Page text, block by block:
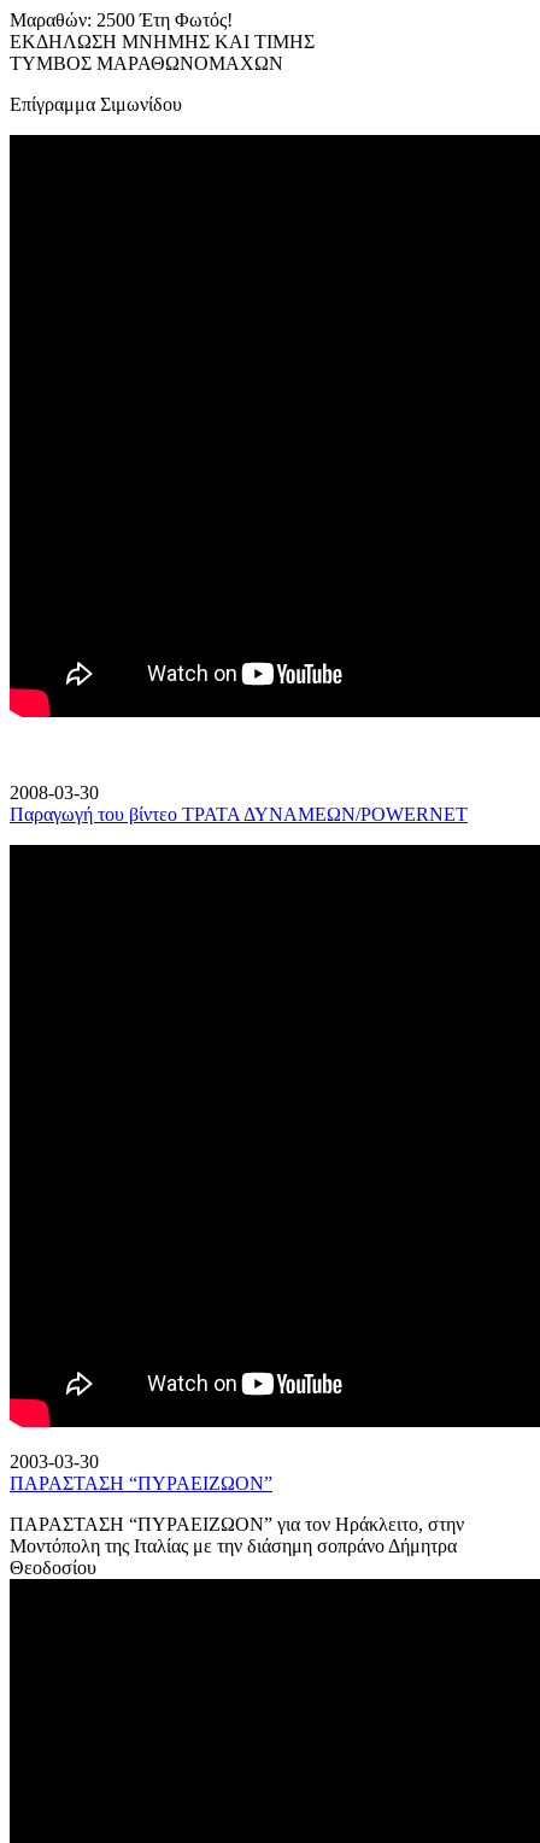
Μαραθών: 2500 Έτη Φωτός!
ΕΚΔΗΛΩΣΗ ΜΝΗΜΗΣ ΚΑΙ ΤΙΜΗΣ
ΤΥΜΒΟΣ ΜΑΡΑΘΩΝΟΜΑΧΩΝ
Επίγραμμα Σιμωνίδου
2008-03-30
Παραγωγή του βίντεο ΤΡΑΤΑ ΔΥΝΑΜΕΩΝ/POWERNET
2003-03-30
ΠΑΡΑΣΤΑΣΗ “ΠΥΡΑΕΙΖΩΟΝ”
ΠΑΡΑΣΤΑΣΗ “ΠΥΡΑΕΙΖΩΟΝ” για τον Ηράκλειτο, στην
Μοντόπολη της Ιταλίας με την διάσημη σοπράνο Δήμητρα
Θεοδοσίου